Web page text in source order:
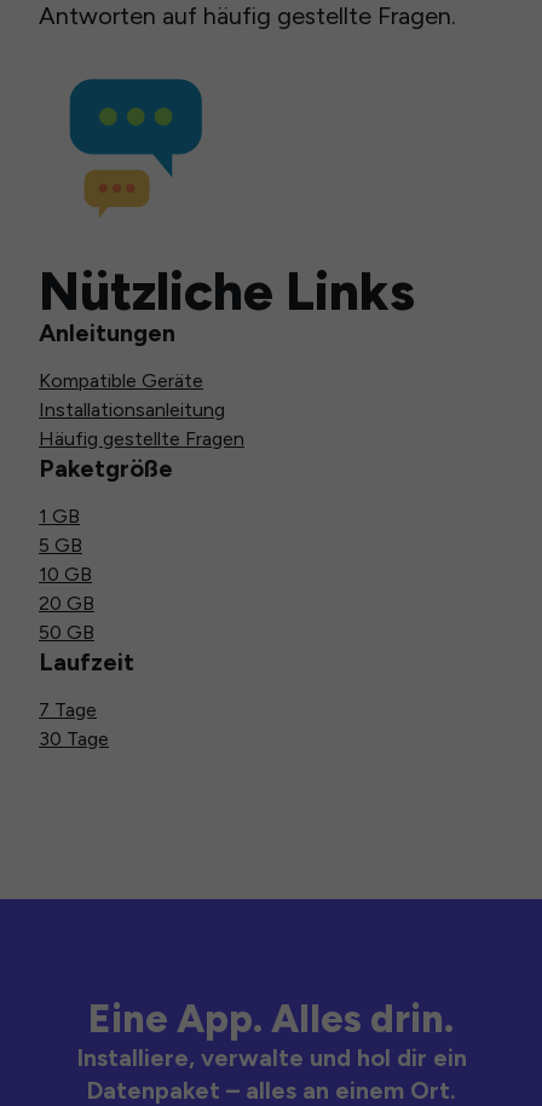
Antworten auf häufig gestellte Fragen.
Nützliche Links
Anleitungen
Kompatible Geräte
Installationsanleitung
Häufig gestellte Fragen
Paketgröße
1 GB
5 GB
10 GB
20 GB
50 GB
Laufzeit
7 Tage
30 Tage
Eine App. Alles drin.
Installiere, verwalte und hol dir ein
Datenpaket – alles an einem Ort.